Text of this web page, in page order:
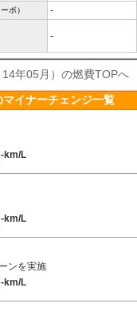
ボ） -
-
年05月）の燃費TOPへ
イナーチェンジ一覧
-km/L
-km/L
ンを実施
-km/L